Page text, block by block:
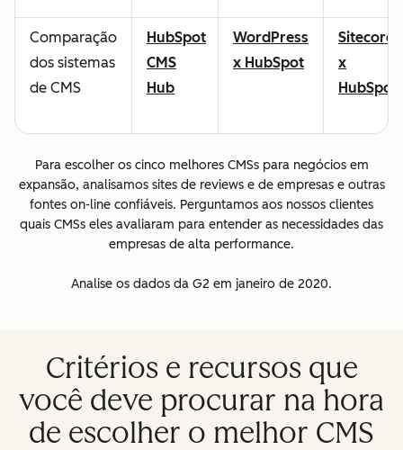
Comparação
dos sistemas
de CMS
HubSpot
CMS
Hub
WordPress
x HubSpot
Sitecore
x
HubSpot
Para escolher os cinco melhores CMSs para negócios em
expansão, analisamos sites de reviews e de empresas e outras
fontes on-line confiáveis. Perguntamos aos nossos clientes
quais CMSs eles avaliaram para entender as necessidades das
empresas de alta performance.
Analise os dados da G2 em janeiro de 2020.
Critérios e recursos que
você deve procurar na hora
de escolher o melhor CMS